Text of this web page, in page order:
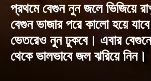
প্রথমে বেগুন নুন জলে ভিজিয়ে
বেগুন ভাজার পরে কালো হয়ে
ভেতরেও নুন ঢুকবে। এবার
থেকে ভালভাবে জল ঝরিয়ে নিন।